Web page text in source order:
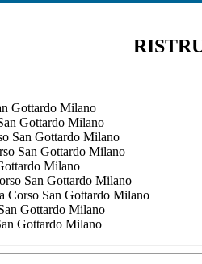
Gottardo Milano
Gottardo Milano
San Gottardo Milano
San Gottardo Milano
Milano
San Gottardo Milano
Corso San Gottardo Milano
Gottardo Milano
Gottardo Milano